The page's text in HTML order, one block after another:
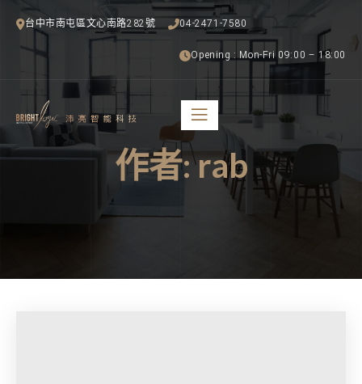
台中市南屯區文心南路282號 04-2471-7580
Opening : Mon-Fri 09:00 – 18:00
作者:rab